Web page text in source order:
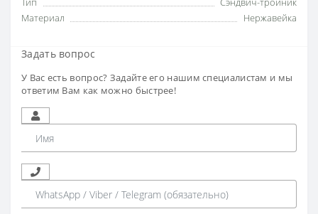
Материал
Нержавейка
Задать вопрос
У Вас есть вопрос? Задайте его нашим специалистам и мы
ответим Вам как можно быстрее!